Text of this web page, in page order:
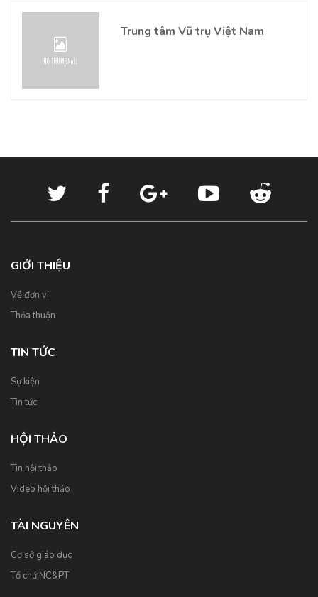
Trung tâm Vũ trụ Việt Nam
GIỚI THIỆU
Về đơn vị
Thỏa thuận
TIN TỨC
Sự kiện
Tin tức
HỘI THẢO
Tin hội thảo
Video hội thảo
TÀI NGUYÊN
Cơ sở giáo dục
Tổ chứ NC&PT